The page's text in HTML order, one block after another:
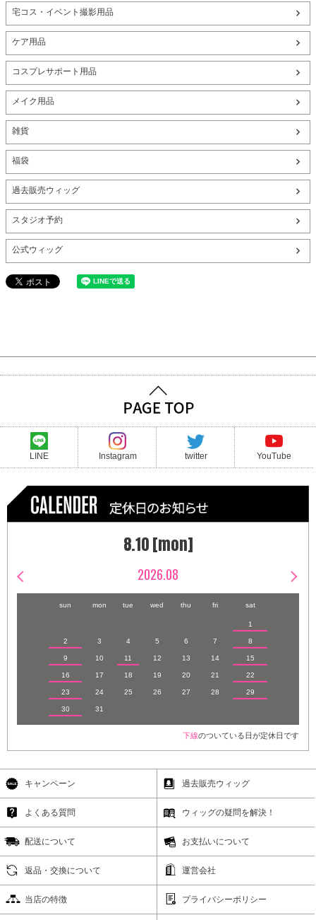
宅コス・イベント撮影用品
ケア用品
コスプレサポート用品
メイク用品
雑貨
福袋
過去販売ウィッグ
スタジオ予約
公式ウィッグ
LINE Instagram twitter YouTube
8.10 [mon]
2026.08
sun mon tue wed thu fri sat
1
2 3 4 5 6 7 8
9 10 11 12 13 14 15
16 17 18 19 20 21 22
23 24 25 26 27 28 29
30 31
下線のついている日が定休日です
キャンペーン 過去販売ウィッグ
よくある質問 ウィッグの疑問を解決！
配送について お支払いについて
返品・交換について 運営会社
当店の特徴 プライバシーポリシー